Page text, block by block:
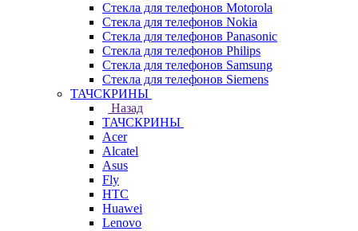
Стекла для телефонов Motorola
Стекла для телефонов Nokia
Стекла для телефонов Panasonic
Стекла для телефонов Philips
Стекла для телефонов Samsung
Стекла для телефонов Siemens
ТАЧСКРИНЫ
Назад
ТАЧСКРИНЫ
Acer
Alcatel
Asus
Fly
HTC
Huawei
Lenovo